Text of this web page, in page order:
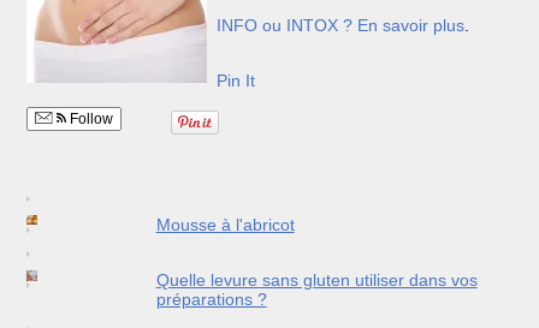
INFO ou INTOX ? En savoir plus.
Pin It
Follow
Mousse à l'abricot
Quelle levure sans gluten utiliser dans vos
préparations ?